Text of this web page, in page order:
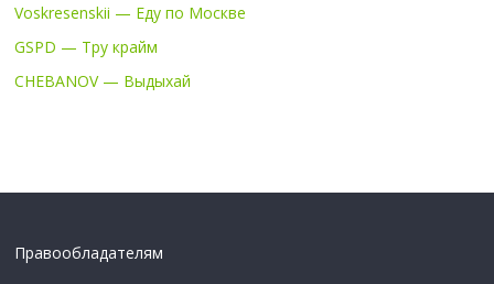
Voskresenskii — Еду по Москве
GSPD — Тру крайм
CHEBANOV — Выдыхай
Правообладателям